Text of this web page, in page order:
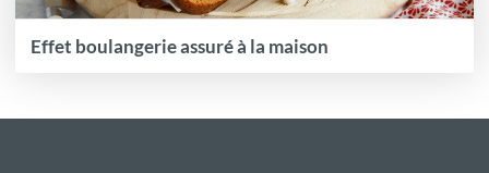
Effet boulangerie assuré à la maison